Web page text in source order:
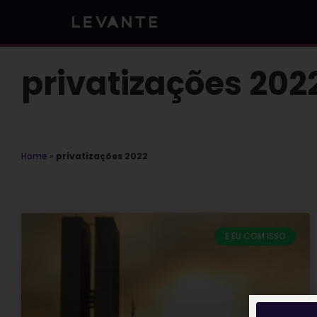
privatizações
Home » privatizações 2022
E EU COM ISSO